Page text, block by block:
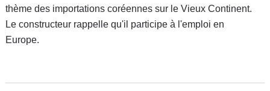
thème des importations coréennes sur le Vieux Continent.
Le constructeur rappelle qu'il participe à l'emploi en
Europe.